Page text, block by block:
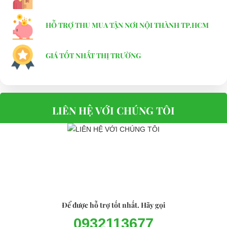
LVTONG_A4.H2
Thông số chi tiết
Kích thước xe - 3130*1230*1900mm
Độ cao gầm xe - 110mm
Vận tốc - 25km/h
Khoảng cách thắng xe - 4.9m
cho xe hoặc có vấn đề gì cần được hỗ trợ, quý khách vui lòng liên
HỖ TRỢ THU MUA TẬN NƠI NỘI THÀNH TP.HCM
GIÁ TỐT NHẤT THỊ TRƯỜNG
LIÊN HỆ VỚI CHÚNG TÔI
Để được hỗ trợ tốt nhất. Hãy gọi
0932113677